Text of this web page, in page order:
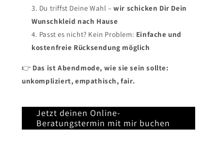
Du triffst Deine Wahl –wir schicken Dir Dein
Wunschkleid nach Hause
Passt es nicht? Kein Problem: Einfache und
kostenfreie Rücksendung möglich
👉 Das ist Abendmode, wie sie sein sollte:
unkompliziert, empathisch, fair.
Jetzt deinen Online-
Beratungstermin mit mir buchen